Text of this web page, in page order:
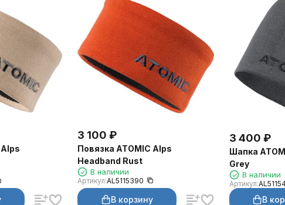
3 100 ₽
Повязка ATOMIC Alps
Headband Rust
В наличии
Артикул:AL5115390
В корзину
3 400 ₽
Шапка
Grey
В наличии
Артикул:
В